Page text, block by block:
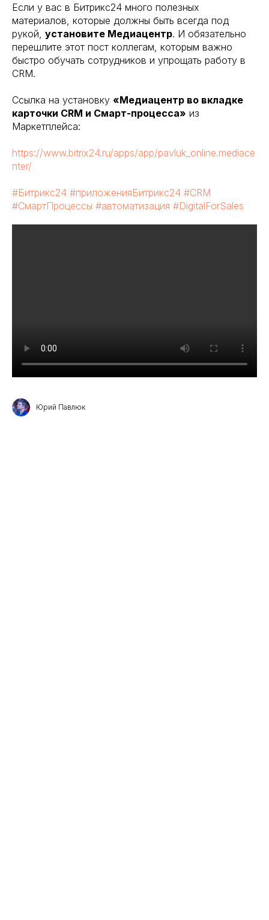
Если у вас в Битрикс24 много полезных
материалов, которые должны быть всегда под
рукой, установите Медиацентр. И обязательно
перешлите этот пост коллегам, которым важно
быстро обучать сотрудников и упрощать работу в
CRM.
Ссылка на установку «Медиацентр во вкладке
карточки CRM и Смарт-процесса» из
Маркетплейса:
https://www.bitrix24.ru/apps/app/pavluk_online.mediace
nter/
#Битрикс24 #приложенияБитрикс24 #CRM
#СмартПроцессы #автоматизация #DigitalForSales
Юрий Павлюк